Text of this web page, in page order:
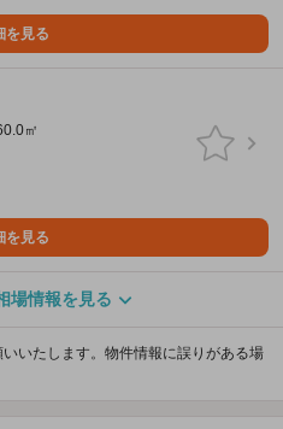
を見る
㎡
を見る
場情報を見る
いたします。物件情報に誤りがある場